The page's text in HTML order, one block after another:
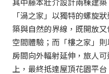
「渦之家」以獨特的螺旋
築與自然的界線，既開放
空間體驗；而「樓之家」
房間向外輻射延伸，旅人
上，最終抵達屋頂花園平